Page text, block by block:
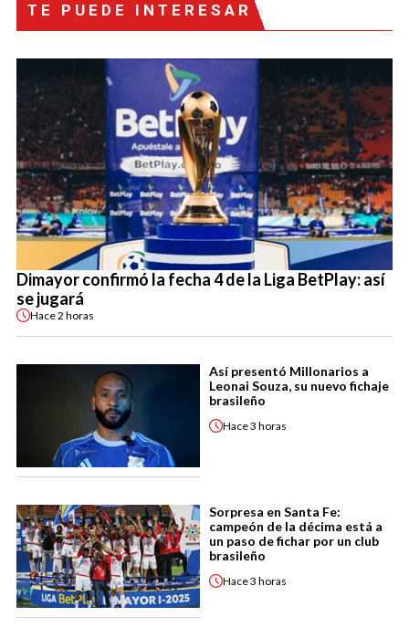
TE PUEDE INTERESAR
Dimayor confirmó la fecha 4 de la Liga BetPlay: así
se jugará
Hace2 horas
Así presentó Millonarios a
Leonai Souza, su nuevo fichaje
brasileño
Hace3 horas
Sorpresa en Santa Fe:
campeón de la décima está a
un paso de fichar por un club
brasileño
Hace3 horas